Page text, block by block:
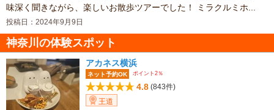
味深く聞きながら、楽しいお散歩ツアーでした！ ミラクルミホ...
投稿日：2024年9月9日
神奈川の体験スポット
アカネス横浜
ネット予約OK ポイント2％
4.8 (843件)
王道